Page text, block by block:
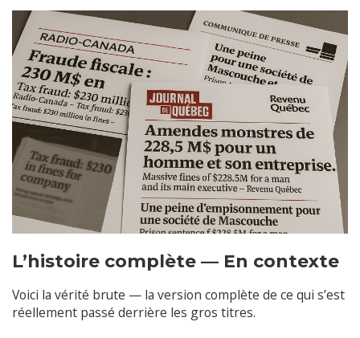
L’histoire complète — En contexte
Voici la vérité brute — la version complète de ce qui s’est
réellement passé derrière les gros titres.